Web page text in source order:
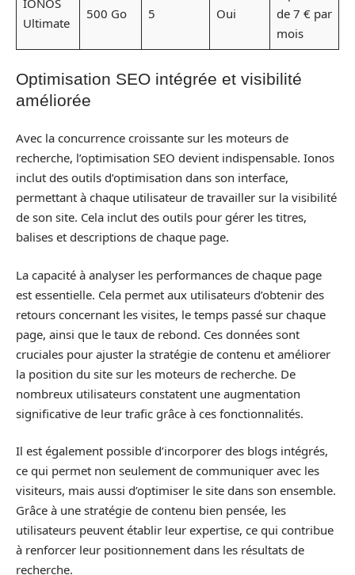
IONOS
Ultimate
500 Go 5 Oui
de 7 € par
mois
Optimisation SEO intégrée et visibilité
améliorée
Avec la concurrence croissante sur les moteurs de
recherche, l’optimisation SEO devient indispensable. Ionos
inclut des outils d’optimisation dans son interface,
permettant à chaque utilisateur de travailler sur la visibilité
de son site. Cela inclut des outils pour gérer les titres,
balises et descriptions de chaque page.
La capacité à analyser les performances de chaque page
est essentielle. Cela permet aux utilisateurs d’obtenir des
retours concernant les visites, le temps passé sur chaque
page, ainsi que le taux de rebond. Ces données sont
cruciales pour ajuster la stratégie de contenu et améliorer
la position du site sur les moteurs de recherche. De
nombreux utilisateurs constatent une augmentation
significative de leur trafic grâce à ces fonctionnalités.
Il est également possible d’incorporer des blogs intégrés,
ce qui permet non seulement de communiquer avec les
visiteurs, mais aussi d’optimiser le site dans son ensemble.
Grâce à une stratégie de contenu bien pensée, les
utilisateurs peuvent établir leur expertise, ce qui contribue
à renforcer leur positionnement dans les résultats de
recherche.